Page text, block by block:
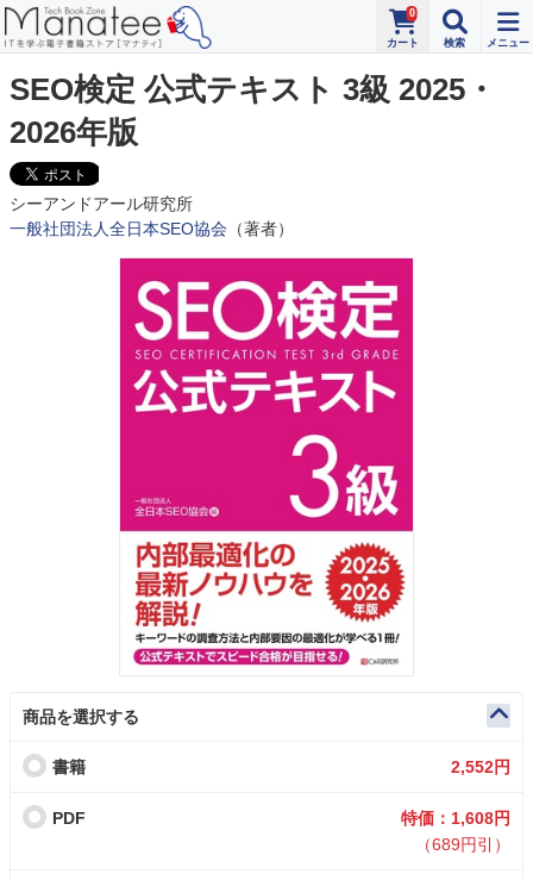
0
SEO検定 公式テキスト 3級 2025・
2026年版
シーアンドアール研究所
一般社団法人全日本SEO協会 （著者）
商品を選択する
書籍 2,552円
PDF
特価：1,608円
（689円引）